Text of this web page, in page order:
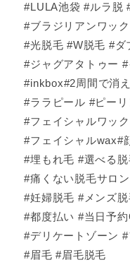
#LULA池袋 #ルラ脱
#ブラジリアンワッ
#光脱毛 #W脱毛 #ダ
#ジャグアタトゥー
#inkbox#2周間で消
#ララピール #ピーリ
#フェイシャルワッ
#フェイシャルwax#
#埋もれ毛 #選べる
#痛くない脱毛サロン
#妊婦脱毛 #メンズ
#都度払い #当日予
#デリケートゾーン
#眉毛 #眉毛脱毛